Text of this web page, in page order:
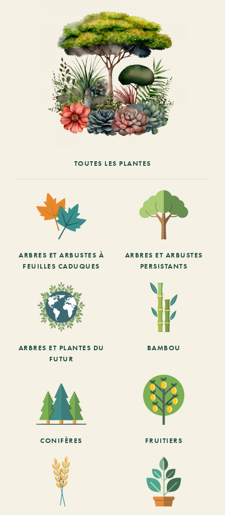
TOUTES LES PLANTES
ARBRES ET ARBUSTES À
FEUILLES CADUQUES
ARBRES ET ARBUSTES
PERSISTANTS
ARBRES ET PLANTES DU
FUTUR
BAMBOU
CONIFÈRES FRUITIERS